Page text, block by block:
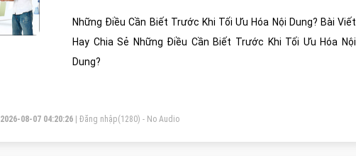
Những Điều Cần Biết Trước Khi Tối Ưu Hóa Nội Dung? Bài Viết
Hay Chia Sẻ Những Điều Cần Biết Trước Khi Tối Ưu Hóa Nội
Dung?
2026-08-07 04:20:26 Đăng nhập(1280) - No Audio